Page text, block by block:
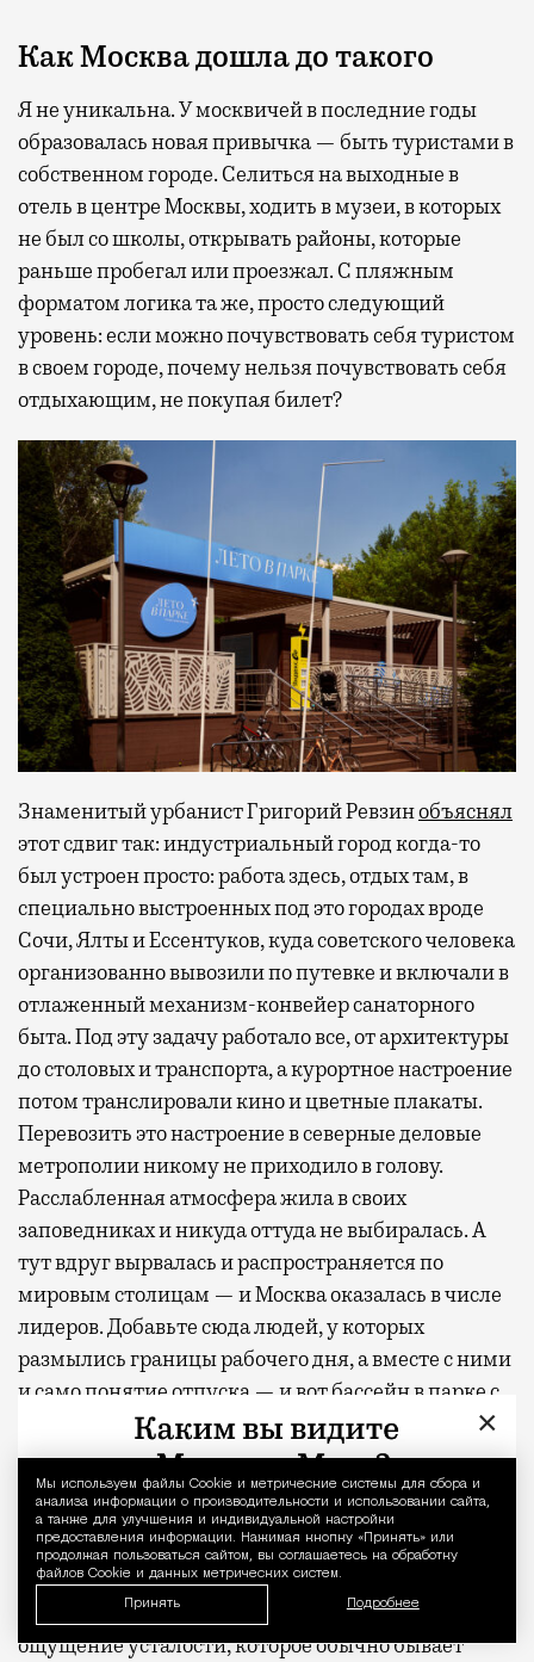
Уведомление
Мы используем файлы Сookie и метрические системы для сбора и
анализа информации о производительности и использовании сайта,
а также для улучшения и индивидуальной настройки
предоставления информации. Нажимая кнопку «Принять» или
продолжая пользоваться сайтом, вы соглашаетесь на обработку
файлов Cookie и данных метрических систем.
Принять Подробнее
Как Москва дошла до такого
Я не уникальна. У москвичей в последние годы
образовалась новая привычка — быть туристами в
собственном городе. Селиться на выходные в
отель в центре Москвы, ходить в музеи, в которых
не был со школы, открывать районы, которые
раньше пробегал или проезжал. С пляжным
форматом логика та же, просто следующий
уровень: если можно почувствовать себя туристом
в своем городе, почему нельзя почувствовать себя
отдыхающим, не покупая билет?
Знаменитый урбанист Григорий Ревзинобъяснял
этот сдвиг так: индустриальный город когда-то
был устроен просто: работа здесь, отдых там, в
специально выстроенных под это городах вроде
Сочи, Ялты и Ессентуков, куда советского человека
организованно вывозили по путевке и включали в
отлаженный механизм-конвейер санаторного
быта. Под эту задачу работало все, от архитектуры
до столовых и транспорта, а курортное настроение
потом транслировали кино и цветные плакаты.
Перевозить это настроение в северные деловые
метрополии никому не приходило в голову.
Расслабленная атмосфера жила в своих
заповедниках и никуда оттуда не выбиралась. А
тут вдруг вырвалась и распространяется по
мировым столицам — и Москва оказалась в числе
лидеров. Добавьте сюда людей, у которых
размылись границы рабочего дня, а вместе с ними
и само понятие отпуска — и вот бассейн в парке с
рабочим Wi-Fi выглядит не курьезом, а точным
ответом на запрос.
Вместо чемодана
К вечеру возвращаюсь тем же маршрутом через
парк — золотой свет, длинные тени, приятное
ощущение усталости, которое обычно бывает
×